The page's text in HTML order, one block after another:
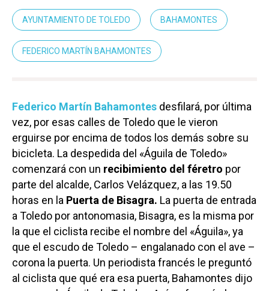
AYUNTAMIENTO DE TOLEDO BAHAMONTES
FEDERICO MARTÍN BAHAMONTES
Federico Martín Bahamontes desfilará, por última
vez, por esas calles de Toledo que le vieron
erguirse por encima de todos los demás sobre su
bicicleta. La despedida del «Águila de Toledo»
comenzará con un recibimiento del féretro por
parte del alcalde, Carlos Velázquez, a las 19.50
horas en la Puerta de Bisagra. La puerta de entrada
a Toledo por antonomasia, Bisagra, es la misma por
la que el ciclista recibe el nombre del «Águila», ya
que el escudo de Toledo – engalanado con el ave –
corona la puerta. Un periodista francés le preguntó
al ciclista que qué era esa puerta, Bahamontes dijo